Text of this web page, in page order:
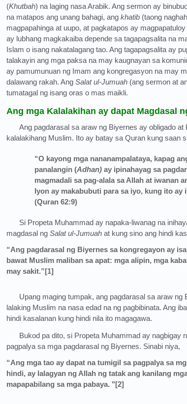
(Khutbah) na laging nasa Arabik. Ang sermon ay
na matapos ang unang bahagi, ang khatib (taong
magpapahinga at uupo, at pagkatapos ay
ay lubhang magkakaiba depende sa tagapagsalita na
Islam o isang nakatalagang tao. Ang tagapagsalita ay
talakayin ang mga paksa na may kaugnayan sa
ay pamumunuan ng Imam ang kongregasyon na may
dalawang rakah. Ang Salat ul-Jumuah (ang sermon at
tumatagal ng isang oras o mas maikli.
Ang mga Kalalakihan ay dapat Magdasal
Ang pagdarasal sa araw ng Biyernes ay obligado
kalalakihang Muslim. Ito ay batay sa Quran kung saan
“O kayong mga nananampalataya, kapag
panalangin (Adhan)ay ipinahayag sa
magmadali sa pag-alala sa Allah at iwanan
Iyon ay makabubuti para sa iyo, kung ito ay
(Quran 62:9)
Si Propeta Muhammad ay napaka-liwanag na
magdasal ng Salat ul-Jumuah at kung sino ang hindi
“Ang pagdarasal ng Biyernes sa kongregayon ay
bawat Muslim maliban sa apat: mga alipin, mga
may sakit.”[1]
Upang maging tumpak, ang pagdarasal sa araw ng
lalaking Muslim na nasa edad na ng pagbibinata. Ang
hindi kasalanan kung hindi nila ito magagawa.
Bukod pa dito, si Propeta Muhammad ay nagbigay
pagpalya sa mga pagdarasal ng Biyernes. Sinabi niya,
“Ang mga tao ay dapat na tumigil sa pagpalya sa
hindi, ay lalagyan ng Allah ng tatak ang kanilang
mapapabilang sa mga pabaya. "[2]